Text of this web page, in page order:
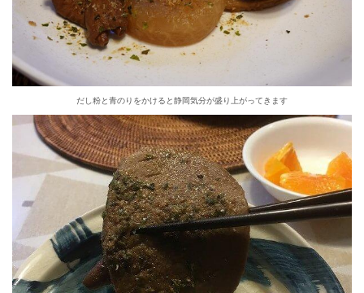
ノミスタイル] 公式twitterペ
エノミスタイル] 公式facebookペ
style[イエノミスタイル] 公式
だし粉と青のりをかけると静岡気分が盛り上がってきます